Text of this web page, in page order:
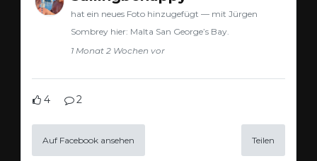
hat ein neues Foto hinzugefügt — mit Jürgen
Sombrey hier: Malta San George’s Bay.
1 Monat 2 Wochen vor
4 2
Auf Facebook ansehen Teilen